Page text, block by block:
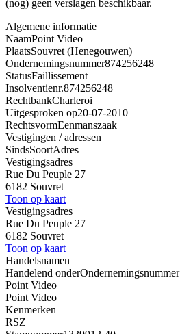
(nog) geen verslagen beschikbaar.
Algemene informatie
NaamPoint Video
PlaatsSouvret (Henegouwen)
Ondernemingsnummer874256248
StatusFaillissement
Insolventienr.874256248
RechtbankCharleroi
Uitgesproken op20-07-2010
RechtsvormEenmanszaak
Vestigingen / adressen
SindsSoortAdres
Vestigingsadres
Rue Du Peuple 27
6182 Souvret
Toon op kaart
Vestigingsadres
Rue Du Peuple 27
6182 Souvret
Toon op kaart
Handelsnamen
Handelend onderOndernemingsnummer
Point Video
Point Video
Kenmerken
RSZ